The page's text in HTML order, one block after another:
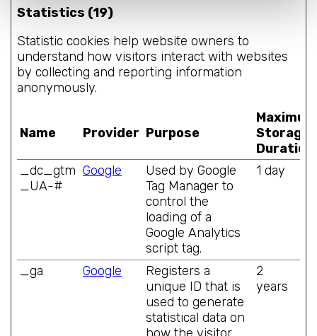
Statistics (19)
Statistic cookies help website owners to
understand how visitors interact with websites
by collecting and reporting information
anonymously.
Name Provider Purpose
Maximum
Storage
Duration
_dc_gtm
_UA-#
Google
Used by Google
Tag Manager to
control the
loading of a
Google Analytics
script tag.
1 day
_ga Google
Registers a
unique ID that is
used to generate
statistical data on
2
years